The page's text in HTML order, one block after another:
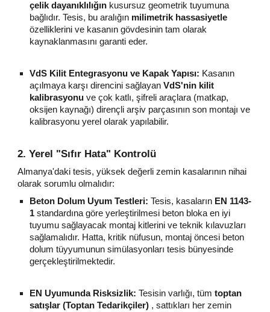
çelik dayanıklılığın kusursuz geometrik tuyumuna
bağlıdır. Tesis, bu aralığın milimetrik hassasiyetle
özelliklerini ve kasanın gövdesinin tam olarak
kaynaklanmasını garanti eder.
VdS Kilit Entegrasyonu ve Kapak Yapısı: Kasanın
açılmaya karşı direncini sağlayanVdS'nin kilit
kalibrasyonu ve çok katlı, şifreli araçlara (matkap,
oksijen kaynağı) dirençli arşiv parçasının son montajı ve
kalibrasyonu yerel olarak yapılabilir.
2. Yerel "Sıfır Hata" Kontrolü
Almanya'daki tesis, yüksek değerli zemin kasalarının nihai
olarak sorumlu olmalıdır:
Beton Dolum Uyum Testleri: Tesis, kasaların EN 1143-
1 standardına göre yerleştirilmesi beton bloka en iyi
tuyumu sağlayacak montaj kitlerini ve teknik kılavuzları
sağlamalıdır. Hatta, kritik nüfusun, montaj öncesi beton
dolum tüyyumunun simülasyonları tesis bünyesinde
gerçekleştirilmektedir.
EN Uyumunda Risksizlik: Tesisin varlığı, tümtoptan
satışlar (Toptan Tedarikçiler) , sattıkları her zemin